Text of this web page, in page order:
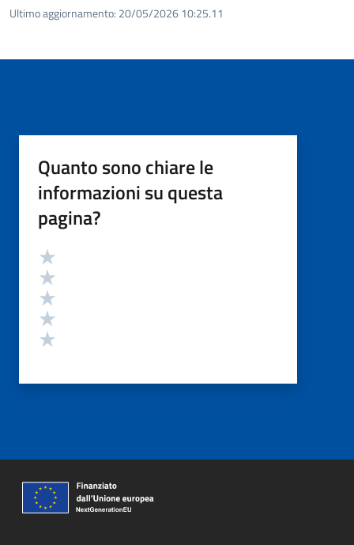
Ultimo aggiornamento: 20/05/2026 10:25.11
Quanto sono chiare le
informazioni su questa
pagina?
Valutazione